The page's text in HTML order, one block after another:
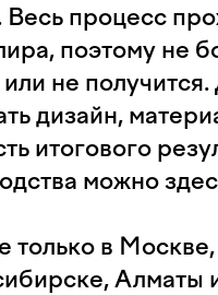
процесс
поэтому не
не
дизайн,
итогового
можно
только в